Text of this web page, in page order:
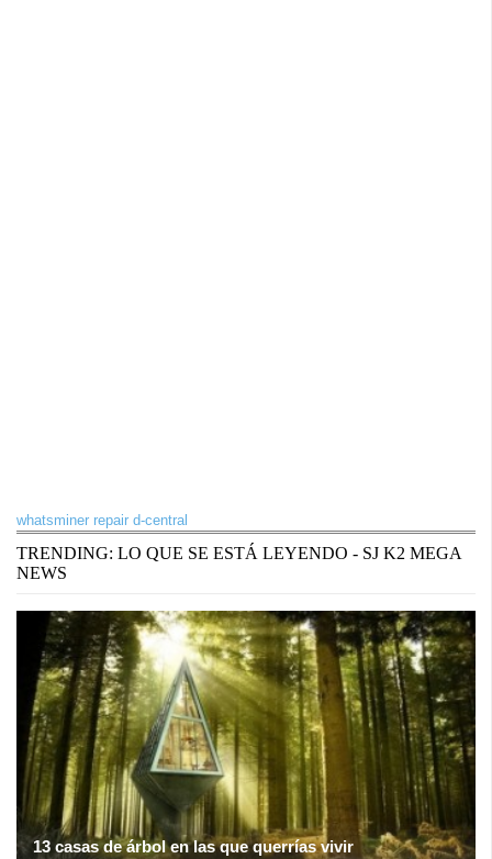
whatsminer repair d-central
TRENDING: LO QUE SE ESTÁ LEYENDO - SJ K2 MEGA
NEWS
13 casas de árbol en las que querrías vivir